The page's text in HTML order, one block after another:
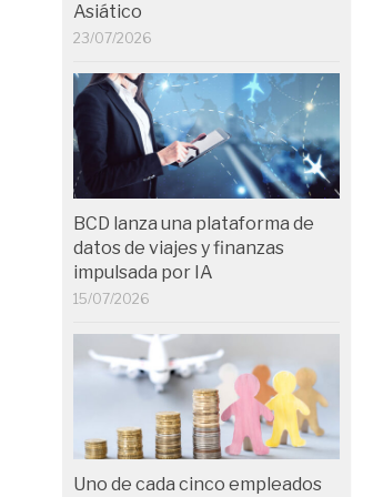
Asiático
23/07/2026
BCD lanza una plataforma de
datos de viajes y finanzas
impulsada por IA
15/07/2026
Uno de cada cinco empleados